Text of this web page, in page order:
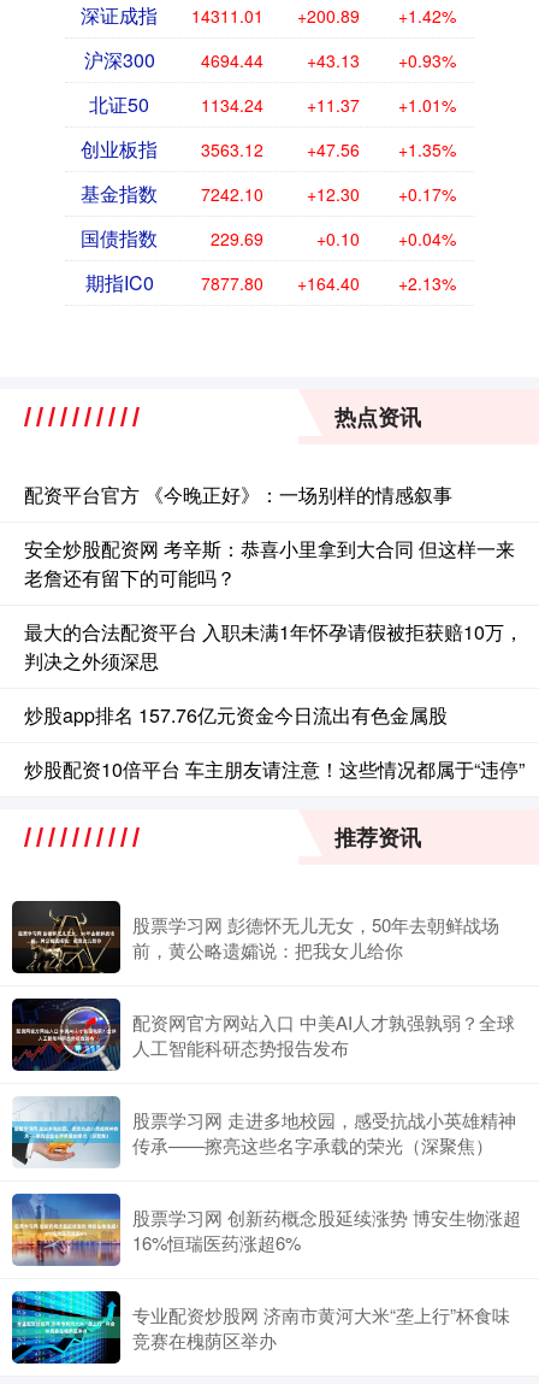
深证成指 14311.01 +200.89 +1.42%
沪深300 4694.44 +43.13 +0.93%
北证50 1134.24 +11.37 +1.01%
创业板指 3563.12 +47.56 +1.35%
基金指数 7242.10 +12.30 +0.17%
国债指数 229.69 +0.10 +0.04%
期指IC0 7877.80 +164.40 +2.13%
热点资讯
配资平台官方 《今晚正好》：一场别样的情感叙事
安全炒股配资网 考辛斯：恭喜小里拿到大合同 但这样一来
老詹还有留下的可能吗？
最大的合法配资平台 入职未满1年怀孕请假被拒获赔10万，
判决之外须深思
炒股app排名 157.76亿元资金今日流出有色金属股
炒股配资10倍平台 车主朋友请注意！这些情况都属于“违停”
推荐资讯
股票学习网 彭德怀无儿无女，50年去朝鲜战场
前，黄公略遗孀说：把我女儿给你
配资网官方网站入口 中美AI人才孰强孰弱？全球
人工智能科研态势报告发布
股票学习网 走进多地校园，感受抗战小英雄精神
传承——擦亮这些名字承载的荣光（深聚焦）
股票学习网 创新药概念股延续涨势 博安生物涨超
16%恒瑞医药涨超6%
专业配资炒股网 济南市黄河大米“垄上行”杯食味
竞赛在槐荫区举办